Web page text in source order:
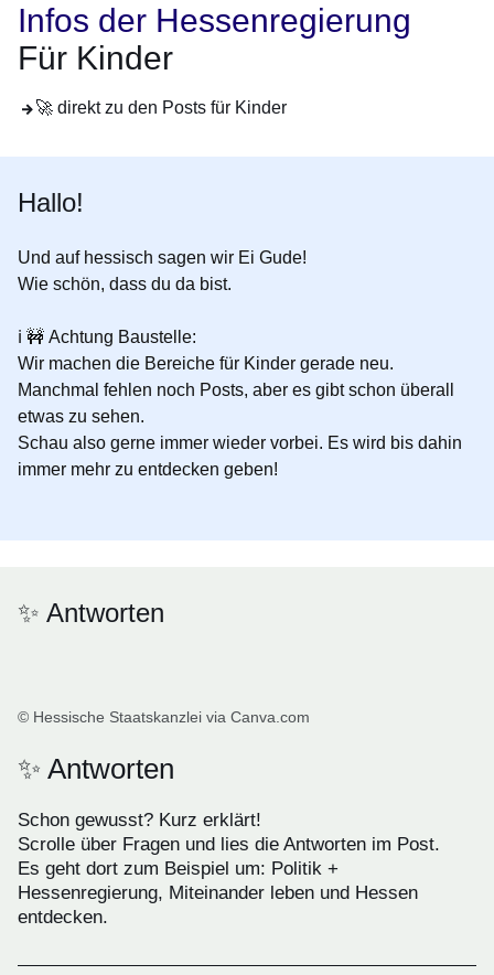
Infos der Hessenregierung
Für Kinder
🚀 direkt zu den Posts für Kinder
Hallo!
Und auf hessisch sagen wir Ei Gude!
Wie schön, dass du da bist.
ℹ️ 🚧 Achtung Baustelle:
Wir machen die Bereiche für Kinder gerade neu.
Manchmal fehlen noch Posts, aber es gibt schon überall
etwas zu sehen.
Schau also gerne immer wieder vorbei. Es wird bis dahin
immer mehr zu entdecken geben!
✨ Antworten
© Hessische Staatskanzlei via Canva.com
✨ Antworten
Schon gewusst? Kurz erklärt!
Scrolle über Fragen und lies die Antworten im Post.
Es geht dort zum Beispiel um: Politik +
Hessenregierung, Miteinander leben und Hessen
entdecken.